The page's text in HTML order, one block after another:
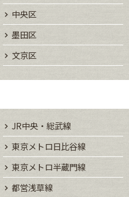
中央区
墨田区
文京区
JR中央・総武線
東京メトロ日比谷線
東京メトロ半蔵門線
都営浅草線